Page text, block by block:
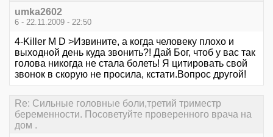
umka2602
6 - 22.11.2009 - 22:50
4-Killer M D >Извините, а когда человеку плохо и
выходной день куда звонить?! Дай Бог, чтоб у вас так
голова никогда не стала болеть! Я цитировать свой
звонок в скорую не просила, кстати.Вопрос другой!
Re: Сильные головные боли,третий триместр
беременности. Посоветуйте проверенного врача на
дом .